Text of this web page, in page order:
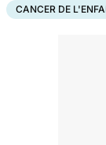
CANCER DE